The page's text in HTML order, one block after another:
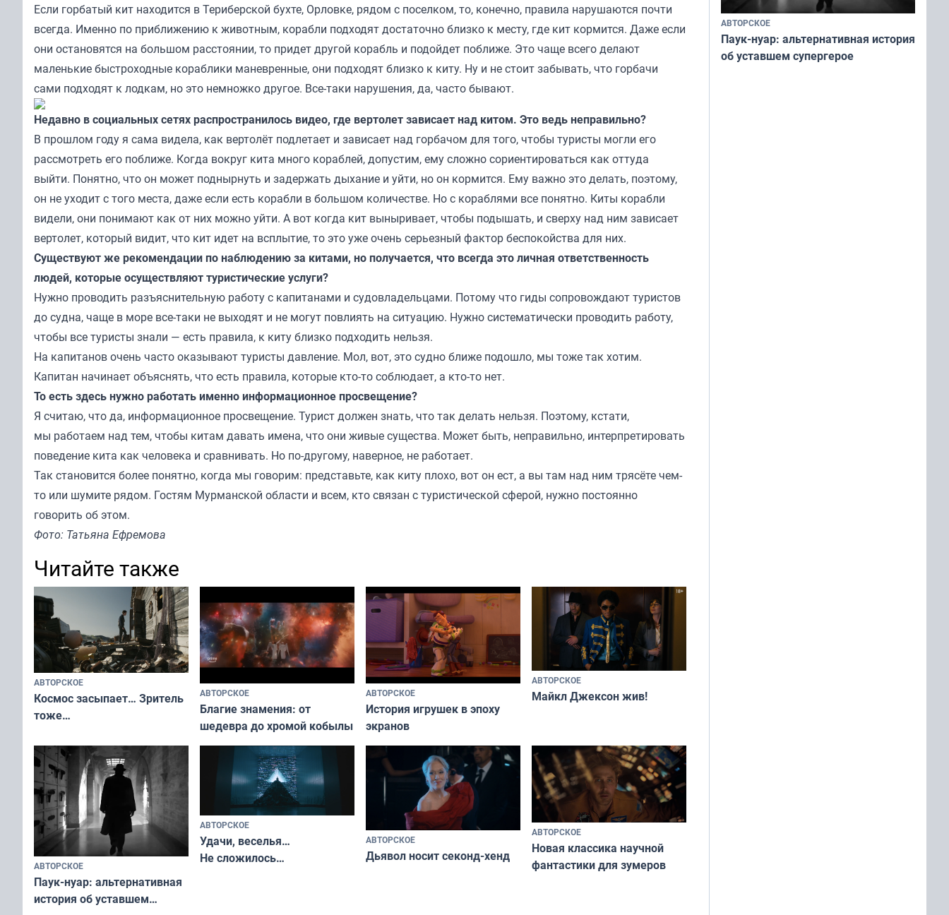
Если горбатый кит находится в Териберской бухте, Орловке, рядом с поселком, то, конечно, правила нарушаются почти
всегда. Именно по приближению к животным, корабли подходят достаточно близко к месту, где кит кормится. Даже если
они остановятся на большом расстоянии, то придет другой корабль и подойдет поближе. Это чаще всего делают
маленькие быстроходные кораблики маневренные, они подходят близко к киту. Ну и не стоит забывать, что горбачи
сами подходят к лодкам, но это немножко другое. Все-таки нарушения, да, часто бывают.
Недавно в социальных сетях распространилось видео, где вертолет зависает над китом. Это ведь неправильно?
В прошлом году я сама видела, как вертолёт подлетает и зависает над горбачом для того, чтобы туристы могли его
рассмотреть его поближе. Когда вокруг кита много кораблей, допустим, ему сложно сориентироваться как оттуда
выйти. Понятно, что он может поднырнуть и задержать дыхание и уйти, но он кормится. Ему важно это делать, поэтому,
он не уходит с того места, даже если есть корабли в большом количестве. Но с кораблями все понятно. Киты корабли
видели, они понимают как от них можно уйти. А вот когда кит выныривает, чтобы подышать, и сверху над ним зависает
вертолет, который видит, что кит идет на всплытие, то это уже очень серьезный фактор беспокойства для них.
Существуют же рекомендации по наблюдению за китами, но получается, что всегда это личная ответственность
людей, которые осуществляют туристические услуги?
Нужно проводить разъяснительную работу с капитанами и судовладельцами. Потому что гиды сопровождают туристов
до судна, чаще в море все-таки не выходят и не могут повлиять на ситуацию. Нужно систематически проводить работу,
чтобы все туристы знали — есть правила, к киту близко подходить нельзя.
На капитанов очень часто оказывают туристы давление. Мол, вот, это судно ближе подошло, мы тоже так хотим.
Капитан начинает объяснять, что есть правила, которые кто-то соблюдает, а кто-то нет.
То есть здесь нужно работать именно информационное просвещение?
Я считаю, что да, информационное просвещение. Турист должен знать, что так делать нельзя. Поэтому, кстати,
мы работаем над тем, чтобы китам давать имена, что они живые существа. Может быть, неправильно, интерпретировать
поведение кита как человека и сравнивать. Но по-другому, наверное, не работает.
Так становится более понятно, когда мы говорим: представьте, как киту плохо, вот он ест, а вы там над ним трясёте чем-
то или шумите рядом. Гостям Мурманской области и всем, кто связан с туристической сферой, нужно постоянно
говорить об этом.
Фото: Татьяна Ефремова
Читайте также
АВТОРСКОЕ
Космос засыпает… Зритель
тоже…
АВТОРСКОЕ
Благие знамения: от
шедевра до хромой кобылы
АВТОРСКОЕ
История игрушек в эпоху
экранов
АВТОРСКОЕ
Майкл Джексон жив!
АВТОРСКОЕ
Паук-нуар: альтернативная
история об уставшем
АВТОРСКОЕ
Удачи, веселья…
Не сложилось…
АВТОРСКОЕ
Дьявол носит секонд-хенд
АВТОРСКОЕ
Новая классика научной
фантастики для зумеров
АВТОРСКОЕ
Паук-нуар: альтернативная история
об уставшем супергерое